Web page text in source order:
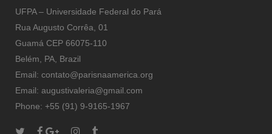
UFPA – Universidade Federal do Pará
Rua Augusto Corrêa, 01
Guamá CEP 66075-110
Belém, PA, Brazil
Email: contato@parisnaamerica.org
Email: augustivaleria@gmail.com
Phone: +55 (91) 9-9165-1967